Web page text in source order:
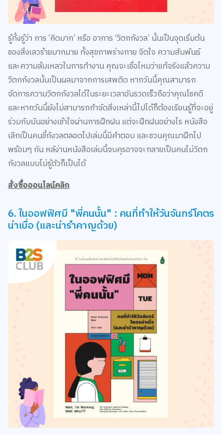
รู้ทั้งรู้ว่า การ ‘คิดมาก’ หรือ อาการ ‘วิตกกังวล’ นั้นเป็นจุดเริ่มต้น
ของสิ่งเลวร้ายมากมาย ทั้งสุขภาพร่างกาย จิตใจ ความสัมพันธ์
และความล้มเหลวในการทำงาน คุณจะเชื่อไหมว่าแท้จริงแล้วความ
วิตกกังวลนั้นเป็นผลมาจากการเสพติด หากวันนี้คุณสามารถ
จัดการความวิตกกังวลได้ในระยะเวลาอันรวดเร็วถือว่าคุณโชคดี
และหากวันนี้ยังไม่สามารถกำจัดสิ่งเหล่านี้ไปได้ก็ต้องเรียนรู้ที่จะอยู่
ร่วมกับมันอย่างเข้าใจผ่านการฝึกฝน แต่จะฝึกฝนอย่างไร หนังสือ
เลิกเป็นคนขี้กังวลตลอดไปเล่มนี้มีคำตอบ และชวนคุณมาฝึกไป
พร้อมๆ กัน หลัง่านหนังสือเล่มนี้จบคุรอาจจะกลายเป็นคนไม่วิตก
กังวลแบบไม่รู้ตัวก็เป็นได้
สั่งซื้อออนไลน์คลิก
6. ในออฟฟิศมี "พี่คนนั้น" : คนที่ทำให้วันจันทร์โคตร
น่าเบื่อ (และน่ารำคาญด้วย)